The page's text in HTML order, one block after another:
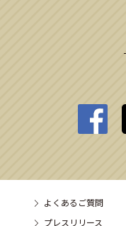
よくあるご質問
プレスリリース